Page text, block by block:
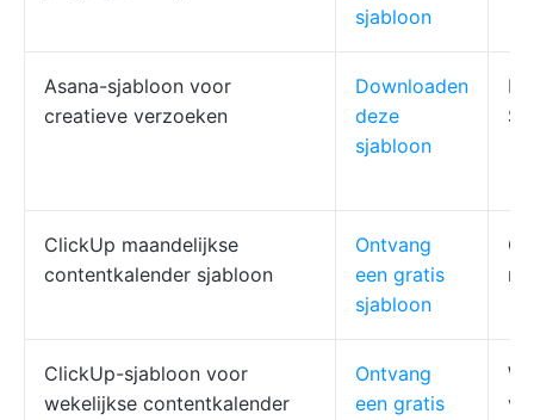
sjabloon
Asana-sjabloon voor
creatieve verzoeken
Downloaden
deze
sjabloon
ClickUp maandelijkse
contentkalender sjabloon
Ontvang
een gratis
sjabloon
ClickUp-sjabloon voor
wekelijkse contentkalender
Ontvang
een gratis